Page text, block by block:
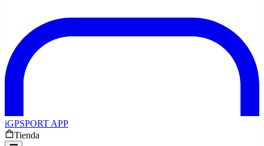
iGPSPORT APP
Tienda